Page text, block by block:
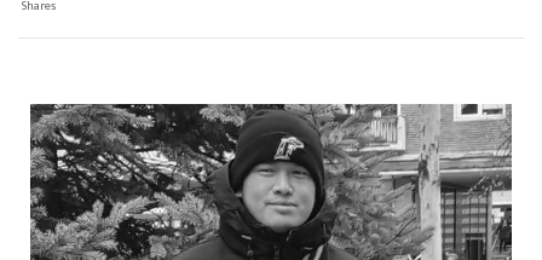
Shares